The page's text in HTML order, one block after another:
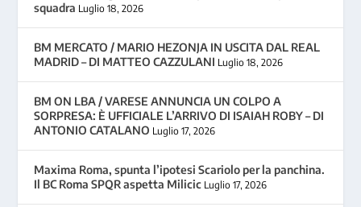
squadra Luglio 18, 2026
BM MERCATO / MARIO HEZONJA IN USCITA DAL REAL
MADRID – DI MATTEO CAZZULANI Luglio 18, 2026
BM ON LBA / VARESE ANNUNCIA UN COLPO A
SORPRESA: È UFFICIALE L’ARRIVO DI ISAIAH ROBY – DI
ANTONIO CATALANO Luglio 17, 2026
Maxima Roma, spunta l’ipotesi Scariolo per la panchina.
Il BC Roma SPQR aspetta Milicic Luglio 17, 2026